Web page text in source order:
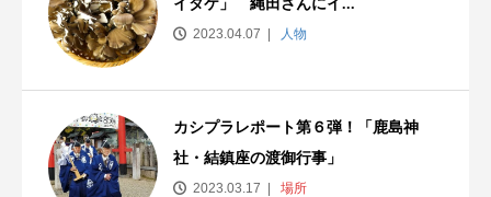
イタケ」 縄田さんにイ...
2023.04.07 人物
カシプラレポート第６弾！「鹿島神
社・結鎮座の渡御行事」
2023.03.17 場所